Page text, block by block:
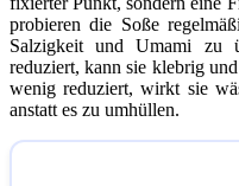
probieren die Soße
Salzigkeit und Umami zu
reduziert, kann sie klebrig
wenig reduziert, wirkt sie
anstatt es zu umhüllen.